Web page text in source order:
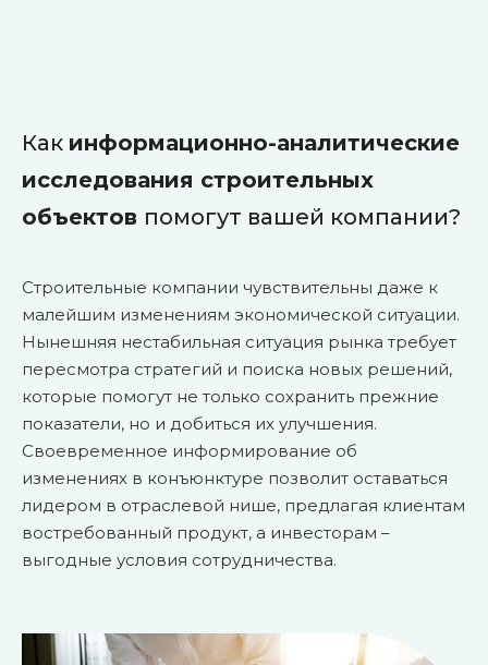
Как информационно-аналитические
исследования строительных
объектов помогут вашей компании?
Строительные компании чувствительны даже к
малейшим изменениям экономической ситуации.
Нынешняя нестабильная ситуация рынка требует
пересмотра стратегий и поиска новых решений,
которые помогут не только сохранить прежние
показатели, но и добиться их улучшения.
Своевременное информирование об
изменениях в конъюнктуре позволит оставаться
лидером в отраслевой нише, предлагая клиентам
востребованный продукт, а инвесторам –
выгодные условия сотрудничества.